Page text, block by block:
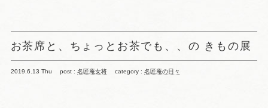
お茶席と、ちょっとお茶でも、、の きもの展
2019.6.13 Thu post : 名匠庵女将 category : 名匠庵の日々